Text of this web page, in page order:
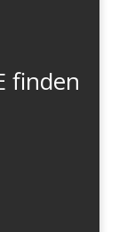
finden